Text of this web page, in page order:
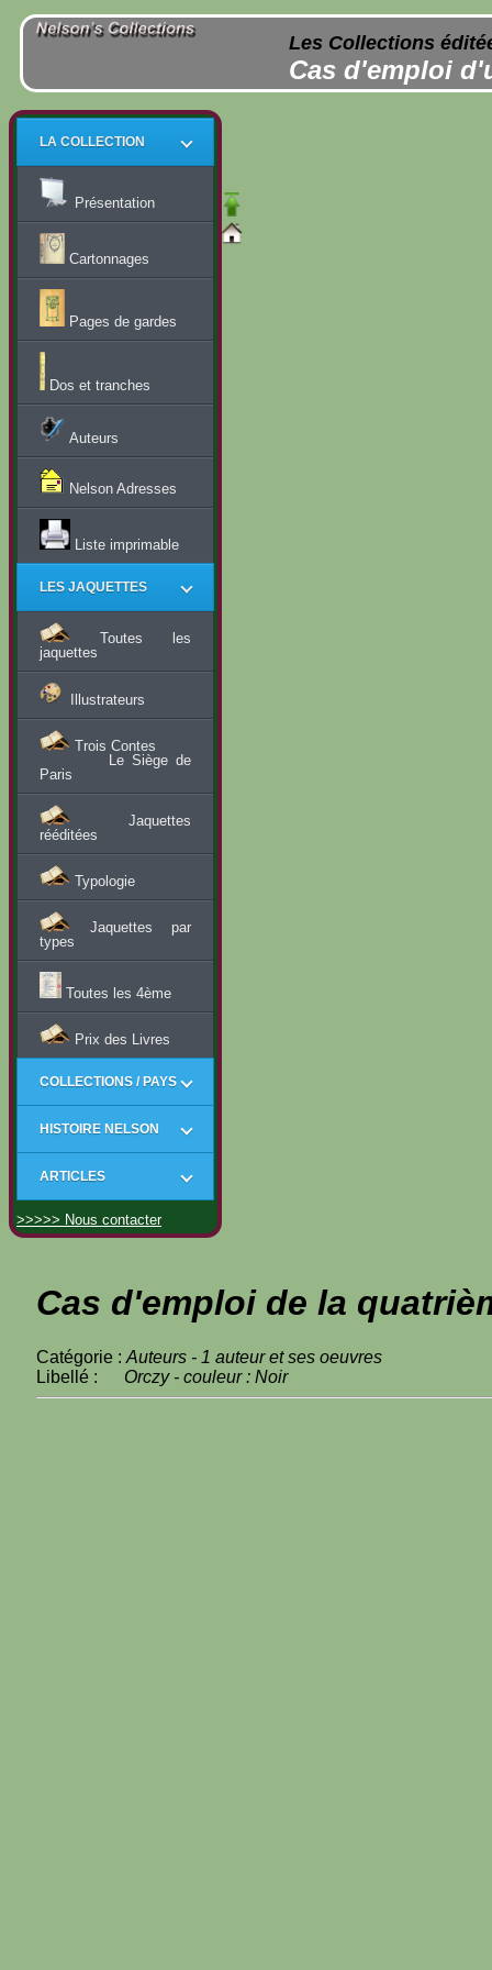
Les Collections
Cas d'emploi
LA COLLECTION
Présentation
Cartonnages
Pages de gardes
Dos et tranches
Auteurs
Nelson Adresses
Liste imprimable
LES JAQUETTES
Toutes les
jaquettes
Illustrateurs
Trois Contes
Le Siège de
Paris
Jaquettes
rééditées
Typologie
Jaquettes par
types
Toutes les 4ème
Prix des Livres
COLLECTIONS / PAYS
HISTOIRE NELSON
ARTICLES
>>>>> Nous contacter
Cas d'emploi de la
Catégorie : Auteurs - 1 auteur et ses oeuvres
Libellé : Orczy - couleur : Noir